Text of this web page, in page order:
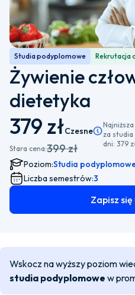
Studia podyplomowe Rekrutacja
Żywienie
dietetyka
379 złCzesnePamiętaj,
Stara cena:399 zł
za
dni: 379
Poziom:Studia
Liczba semestrów:3
Zapisz
Wskocz na wyższy poziom
studia podyplomowe w